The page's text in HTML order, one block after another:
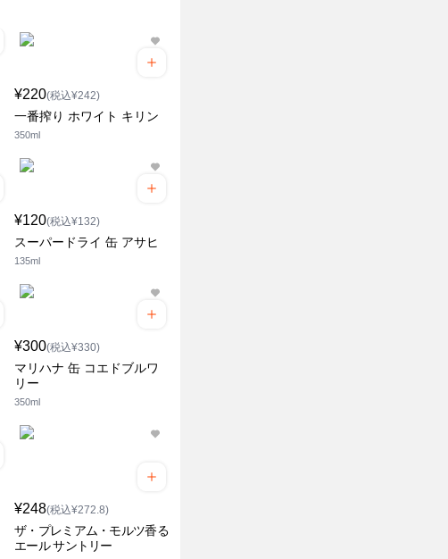
¥220(税込¥242)
一番搾り ホワイト キリン
350ml
¥120(税込¥132)
スーパードライ 缶 アサヒ
135ml
¥300(税込¥330)
マリハナ 缶 コエドブルワ
リー
350ml
¥248(税込¥272.8)
ザ・プレミアム・モルツ香る
エール サントリー